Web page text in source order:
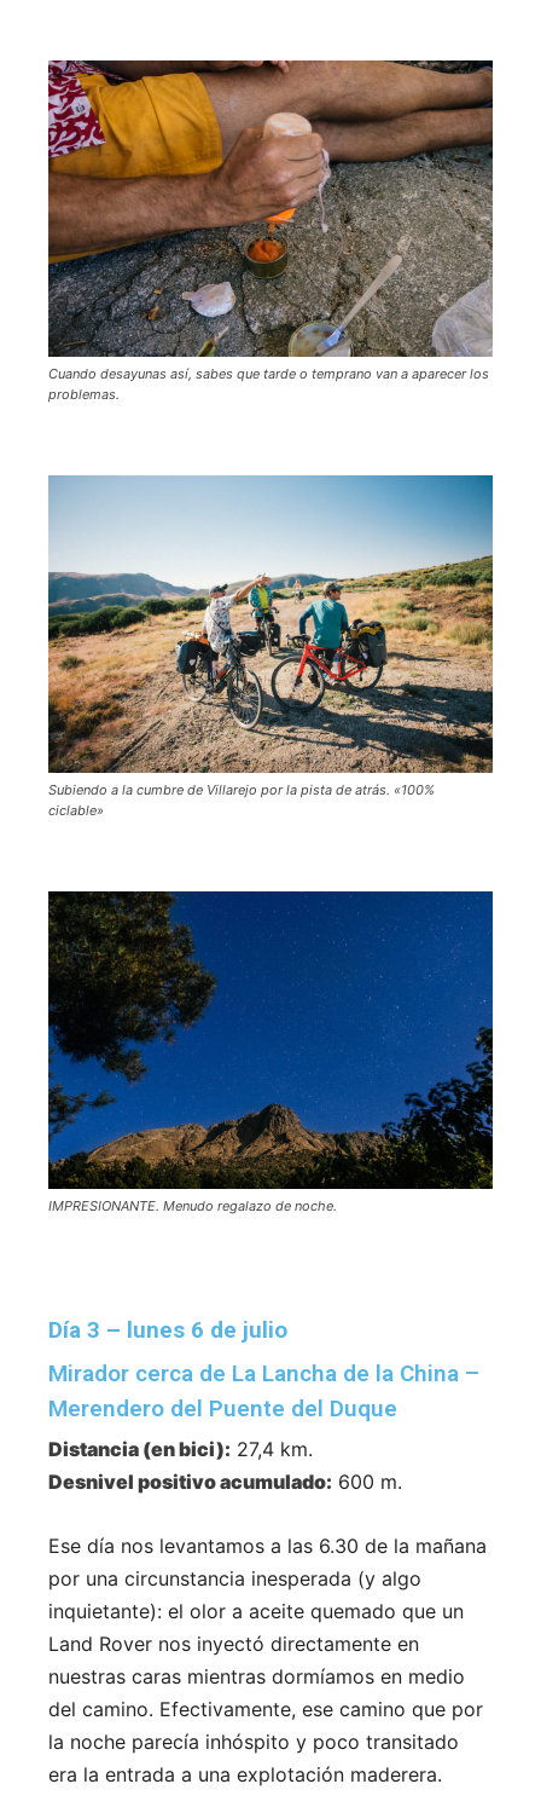
Cuando desayunas así, sabes que tarde o temprano van a aparecer los
problemas.
Subiendo a la cumbre de Villarejo por la pista de atrás. «100%
ciclable»
IMPRESIONANTE. Menudo regalazo de noche.
Día 3 – lunes 6 de julio
Mirador cerca de La Lancha de la China –
Merendero del Puente del Duque
Distancia (en bici): 27,4 km.
Desnivel positivo acumulado: 600 m.
Ese día nos levantamos a las 6.30 de la mañana
por una circunstancia inesperada (y algo
inquietante): el olor a aceite quemado que un
Land Rover nos inyectó directamente en
nuestras caras mientras dormíamos en medio
del camino. Efectivamente, ese camino que por
la noche parecía inhóspito y poco transitado
era la entrada a una explotación maderera.